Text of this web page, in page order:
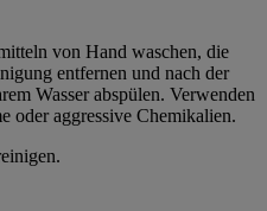
von Hand waschen, die
entfernen und nach der
Wasser abspülen. Verwenden
oder aggressive Chemikalien.